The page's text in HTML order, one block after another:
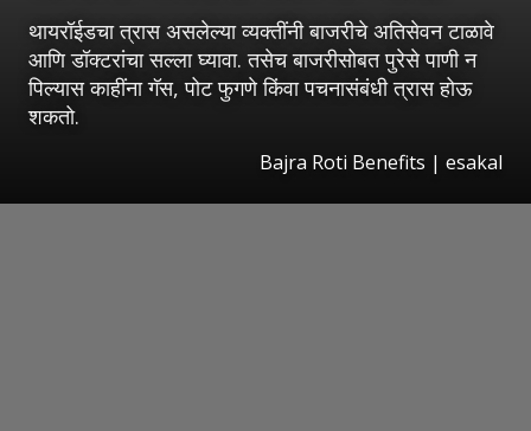
थायरॉईडचा त्रास असलेल्या व्यक्तींनी बाजरीचे अतिसेवन टाळावे
आणि डॉक्टरांचा सल्ला घ्यावा. तसेच बाजरीसोबत पुरेसे पाणी न
पिल्यास काहींना गॅस, पोट फुगणे किंवा पचनासंबंधी त्रास होऊ
शकतो.
Bajra Roti Benefits | esakal